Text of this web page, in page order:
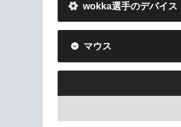
wokka選手のデバイス
マウス